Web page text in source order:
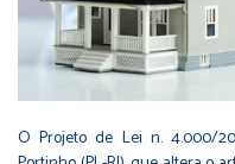
O Projeto de Lei n. 4.000/